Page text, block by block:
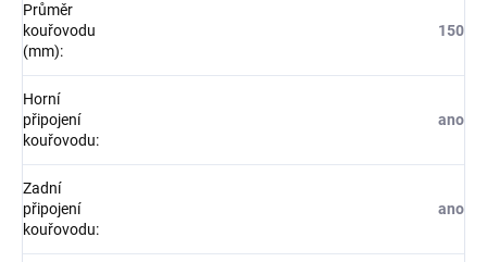
Průměr
kouřovodu
(mm):
150
Horní
připojení
kouřovodu:
ano
Zadní
připojení
kouřovodu:
ano